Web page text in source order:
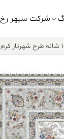
شرکت سپهر رخ